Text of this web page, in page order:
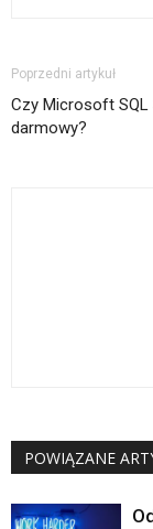
Poprzedni artykuł
Czy Microsoft SQL
darmowy?
POWIĄZANE